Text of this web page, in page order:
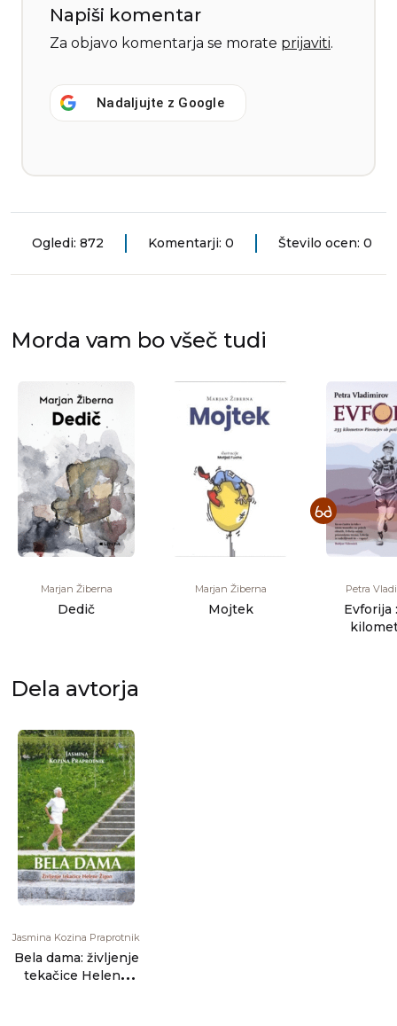
Napiši komentar
Za objavo komentarja se morate prijaviti.
Nadaljujte z Google
Ogledi: 872 Komentarji: 0 Število ocen: 0
Morda vam bo všeč tudi
Marjan Žiberna
Dedič
Marjan Žiberna
Mojtek
Petra
Evforija
Dela avtorja
Jasmina Kozina Praprotnik
Bela dama: življenje
tekačice Helene